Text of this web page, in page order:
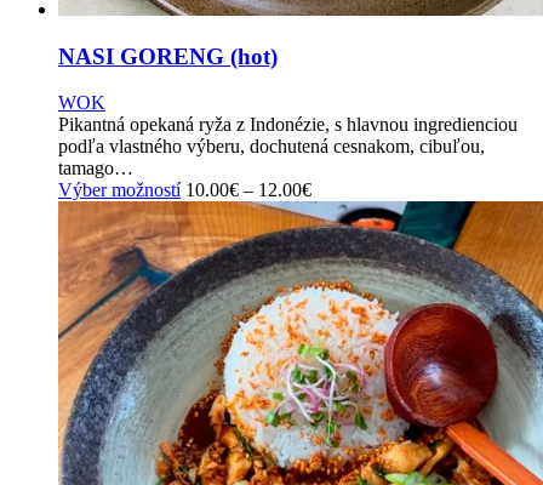
NASI GORENG (hot)
WOK
Pikantná opekaná ryža z Indonézie, s hlavnou ingredienciou
podľa vlastného výberu, dochutená cesnakom, cibuľou,
tamago…
Výber možností This
product
has
multiple
variants.
The
options
may
chosen
on
the
product
page
10.00€ – 12.00€